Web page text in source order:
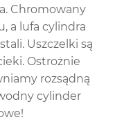
Chromowany
a lufa cylindra
Uszczelki są
Ostrożnie
rozsądną
cylinder